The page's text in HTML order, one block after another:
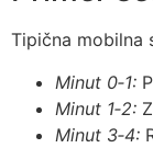
Tipična mobilna
Minut 0‑1:
Minut 1‑2:
Minut 3‑4: